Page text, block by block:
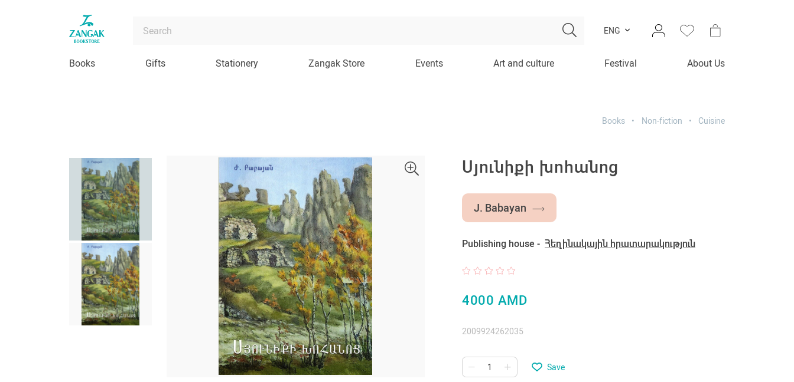
ENG
Books Gifts Stationery Zangak Store Events Art and culture Festival About Us
Books Non-fiction Cuisine
Սյունիքի խոհանոց
J. Babayan
Publishing house - Հեղինակային հրատարակություն
4000 AMD
2009924262035
Save